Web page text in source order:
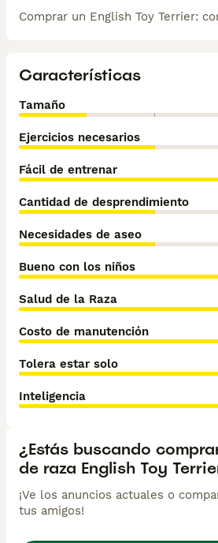
Comprar un English Toy Terrier:
Características
Tamaño
Ejercicios necesarios
Fácil de entrenar
Cantidad de desprendimiento
Necesidades de aseo
Bueno con los niños
Salud de la Raza
Costo de manutención
Tolera estar solo
Inteligencia
¿Estás buscando
de raza English Toy
¡Ve los anuncios actuales o
tus amigos!